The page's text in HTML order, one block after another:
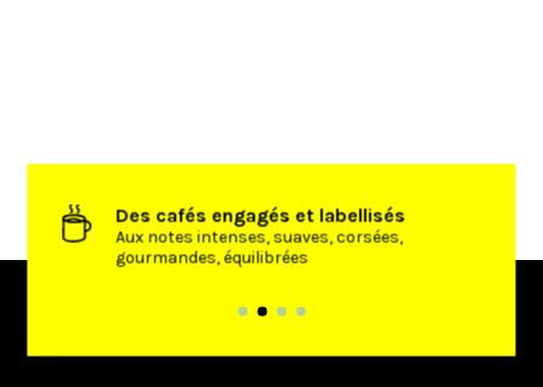
Des cafés engagés et labellisés
Aux notes intenses, suaves, corsées,
gourmandes, équilibrées